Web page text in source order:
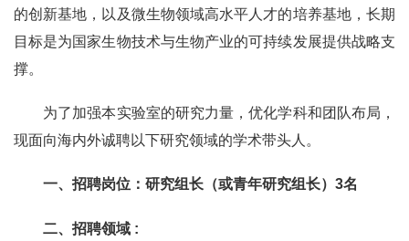
的创新基地，以及微生物领域高水平人才的培养基地，长期
目标是为国家生物技术与生物产业的可持续发展提供战略支
撑。
为了加强本实验室的研究力量，优化学科和团队布局，
现面向海内外诚聘以下研究领域的学术带头人。
一、招聘岗位：研究组长（或青年研究组长） 3名
二、招聘领域 :